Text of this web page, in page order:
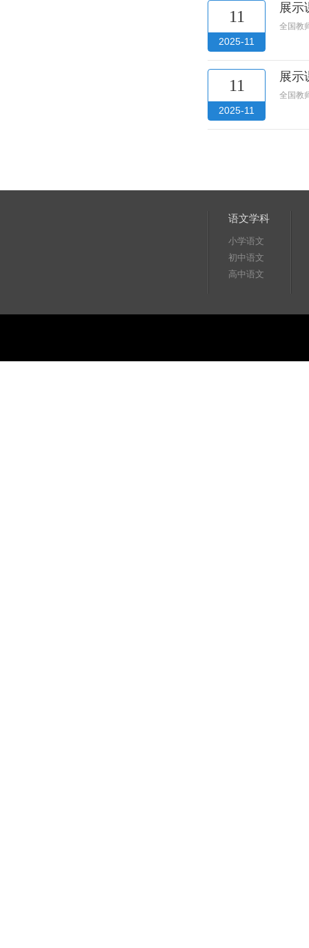
11
2025-11
展示
全国教
11
2025-11
展示
全国教
语文学科
小学语文
初中语文
高中语文